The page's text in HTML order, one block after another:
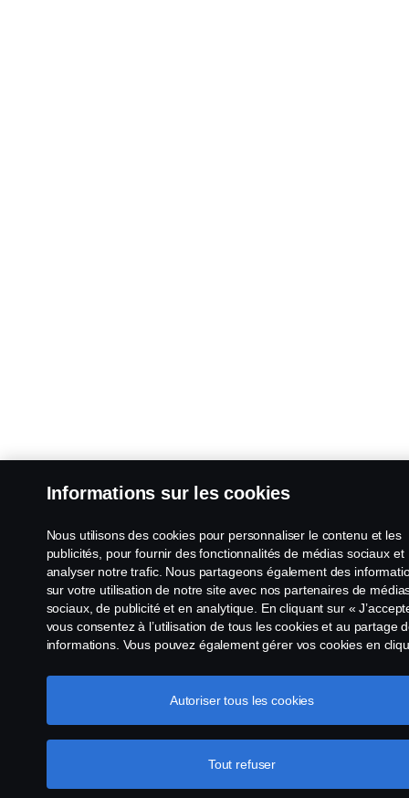
Informations sur les cookies
Nous utilisons des cookies pour personnaliser le contenu et les
publicités, pour fournir des fonctionnalités de médias sociaux et
analyser notre trafic. Nous partageons également des
sur votre utilisation de notre site avec nos partenaires de
sociaux, de publicité et en analytique. En cliquant sur «
vous consentez à l’utilisation de tous les cookies et au partage
informations. Vous pouvez également gérer vos cookies en
que vous souhaitez accepter. Pour une explication plus
la façon dont nous utilisons les cookies, veuillez visiter notre
Tout refuser
Autoriser tous les cookies